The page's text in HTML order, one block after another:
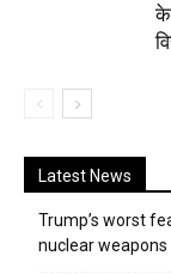
के
Latest News
Trump’s worst
nuclear